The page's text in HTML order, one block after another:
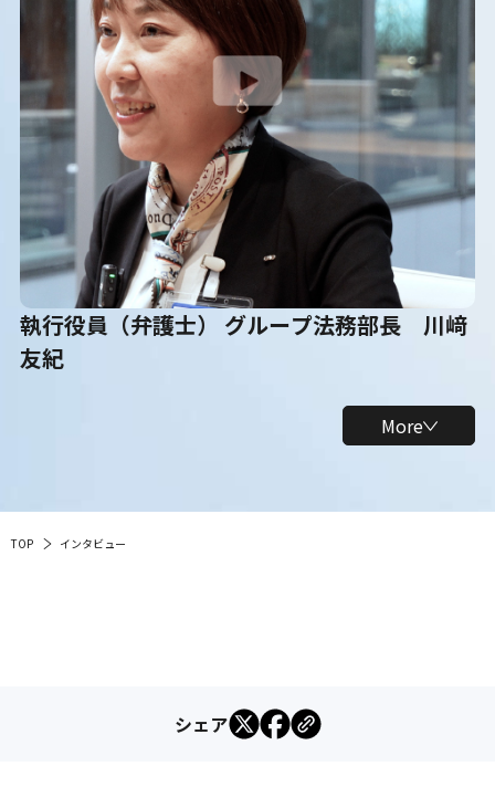
執行役員（弁護士） グループ法務部長 川﨑
友紀
More
TOP インタビュー
シェア